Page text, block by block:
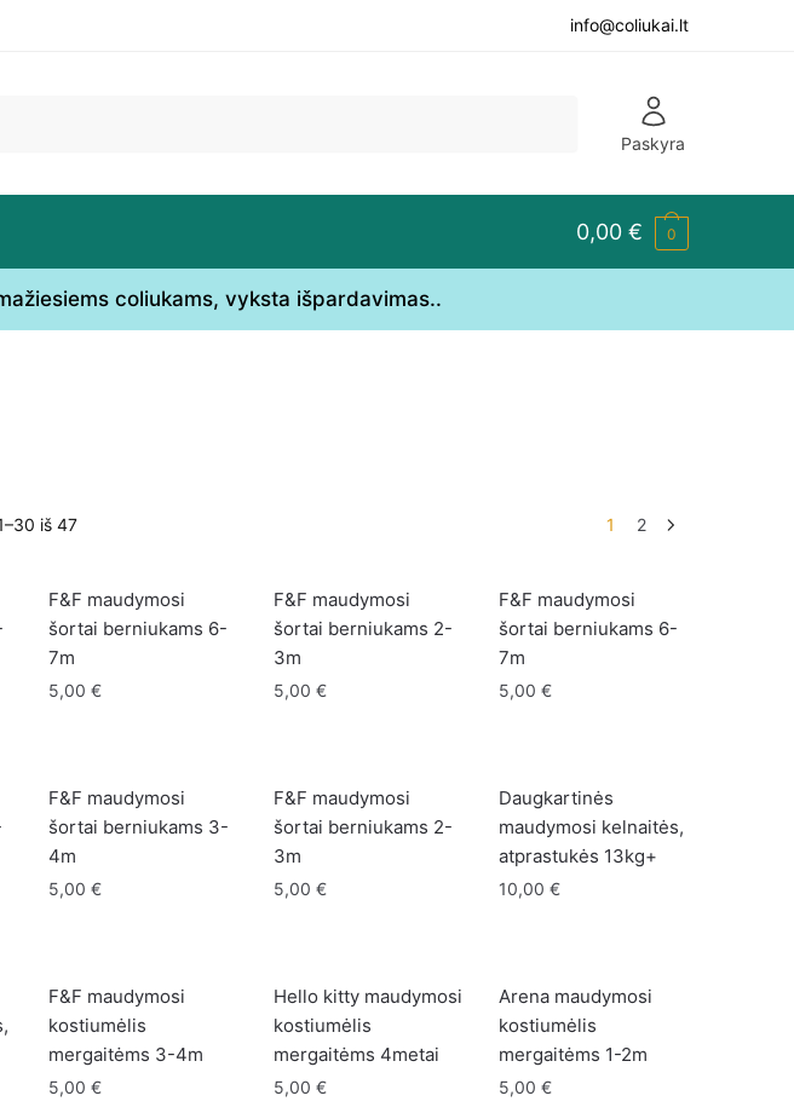
info@coliukai.lt
Paskyra
0,00 € 0
coliukams, vyksta išpardavimas..
iš 47Sorted
1 2
F&F maudymosi
šortai berniukams 6-
7m
5,00€
F&F maudymosi
šortai berniukams 2-
3m
5,00€
F&F maudymosi
šortai berniukams 6-
7m
5,00€
F&F maudymosi
šortai berniukams 3-
4m
5,00€
F&F maudymosi
šortai berniukams 2-
3m
5,00€
Daugkartinės
maudymosi kelnaitės,
atprastukės 13kg+
10,00€
F&F maudymosi
kostiumėlis
mergaitėms 3-4m
5,00€
Hello kitty maudymosi
kostiumėlis
mergaitėms 4metai
5,00€
Arena maudymosi
kostiumėlis
mergaitėms 1-2m
5,00€